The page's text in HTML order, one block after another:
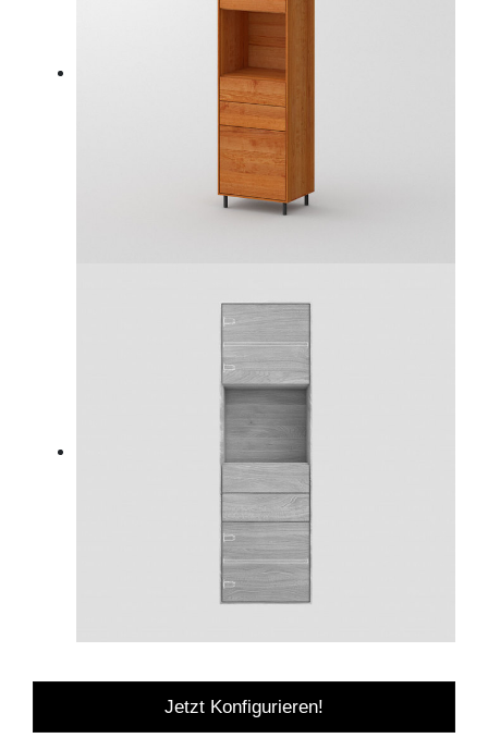
Jetzt Konfigurieren!